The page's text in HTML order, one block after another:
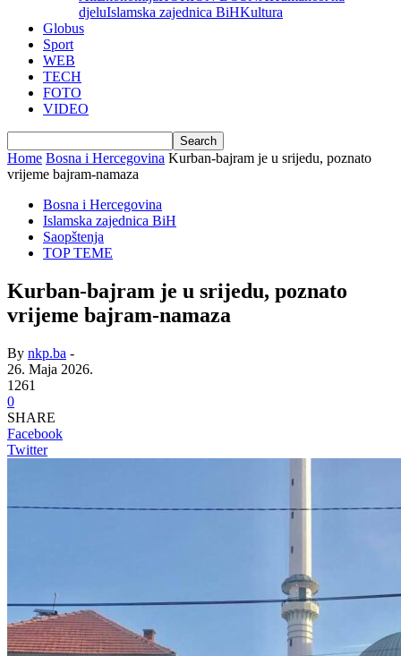
djeluIslamska zajednica BiHKultura
Globus
Sport
WEB
TECH
FOTO
VIDEO
Home Bosna i Hercegovina Kurban-bajram je u srijedu, poznato
vrijeme bajram-namaza
Bosna i Hercegovina
Islamska zajednica BiH
Saopštenja
TOP TEME
Kurban-bajram je u srijedu, poznato
vrijeme bajram-namaza
By nkp.ba -
26. Maja 2026.
1261
0
SHARE
Facebook
Twitter